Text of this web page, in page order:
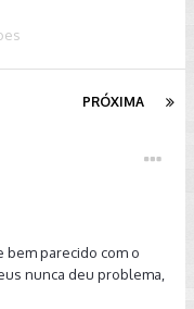
PRÓXIMA
bem parecido com o
nunca deu problema,